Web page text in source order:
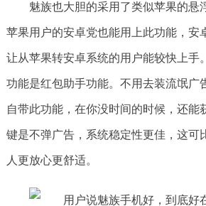
魅族也大胆的采用了类似苹果的悬
苹果用户的安卓党也能用上此功能，安
让从苹果转安卓系统的用户能较快上手
功能是红包助手功能。不用去装流氓广
自带此功能，在你没时间的时候，还能
键是不弹广告，系统稳定性更佳，这可
人更放心更舒适。